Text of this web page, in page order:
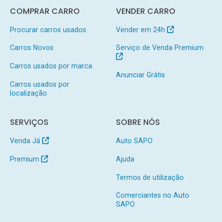
COMPRAR CARRO
Procurar carros usados
Carros Novos
Carros usados por marca
Carros usados por
localização
VENDER CARRO
Vender em 24h
Serviço de Venda Premium
Anunciar Grátis
SERVIÇOS
Venda Já
Premium
SOBRE NÓS
Auto SAPO
Ajuda
Termos de utilização
Comerciantes no Auto
SAPO